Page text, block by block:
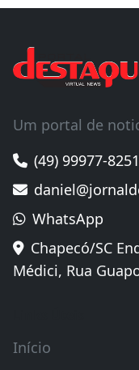
Um portal de
(49) 99977-8251
WhatsApp
Chapecó/SC
Médici, Rua
Início